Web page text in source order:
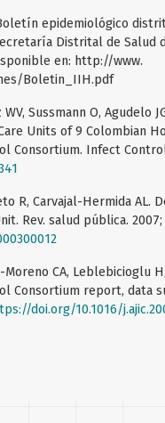
epidemiológico
Distrital de Salud
en: http://www.
Boletin_IIH.pdf
Sussmann O, Agudelo
Units of 9 Colombian
Consortium. Infect
R, Carvajal-Hermida AL.
Rev. salud pública.
Moreno CA, Leblebicioglu
report, data
doi.org/10.1016/